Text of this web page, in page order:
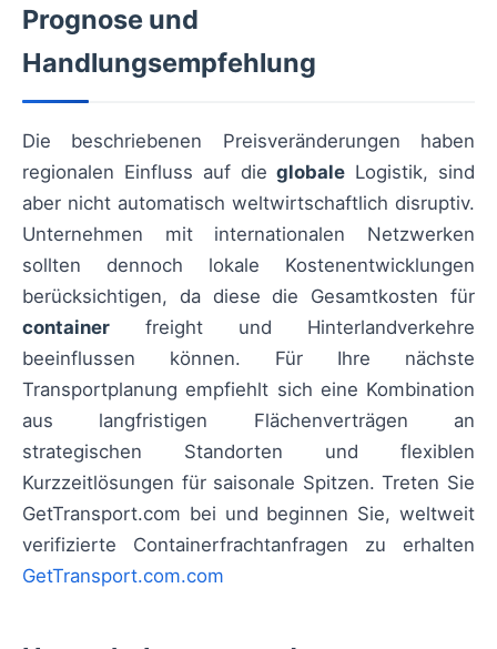
Prognose und
Handlungsempfehlung
Die beschriebenen Preisveränderungen haben
regionalen Einfluss auf dieglobale Logistik, sind
aber nicht automatisch weltwirtschaftlich disruptiv.
Unternehmen mit internationalen Netzwerken
sollten dennoch lokale Kostenentwicklungen
berücksichtigen, da diese die Gesamtkosten für
container freight und Hinterlandverkehre
beeinflussen können. Für Ihre nächste
Transportplanung empfiehlt sich eine Kombination
aus langfristigen Flächenverträgen an
strategischen Standorten und flexiblen
Kurzzeitlösungen für saisonale Spitzen. Treten Sie
GetTransport.com bei und beginnen Sie, weltweit
verifizierte Containerfrachtanfragen zu erhalten
GetTransport.com.com